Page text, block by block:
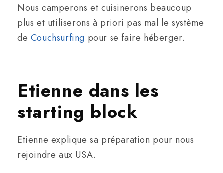
Nous camperons et cuisinerons beaucoup
plus et utiliserons à priori pas mal le système
de Couchsurfing pour se faire héberger.
Etienne dans les
starting block
Etienne explique sa préparation pour nous
rejoindre aux USA.